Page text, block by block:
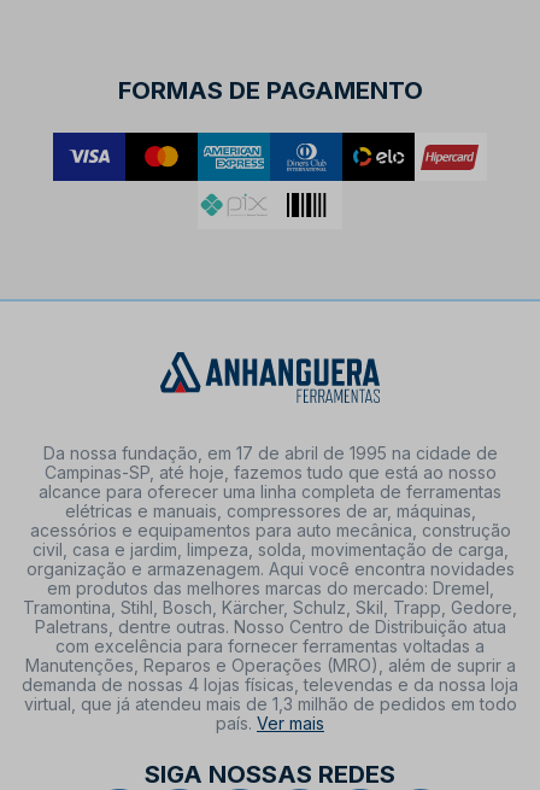
FORMAS DE PAGAMENTO
Da nossa fundação, em 17 de abril de 1995 na cidade de
Campinas-SP, até hoje, fazemos tudo que está ao nosso
alcance para oferecer uma linha completa de ferramentas
elétricas e manuais, compressores de ar, máquinas,
acessórios e equipamentos para auto mecânica, construção
civil, casa e jardim, limpeza, solda, movimentação de carga,
organização e armazenagem. Aqui você encontra novidades
em produtos das melhores marcas do mercado: Dremel,
Tramontina, Stihl, Bosch, Kärcher, Schulz, Skil, Trapp, Gedore,
Paletrans, dentre outras. Nosso Centro de Distribuição atua
com excelência para fornecer ferramentas voltadas a
Manutenções, Reparos e Operações (MRO), além de suprir a
demanda de nossas 4 lojas físicas, televendas e da nossa loja
virtual, que já atendeu mais de 1,3 milhão de pedidos em todo
país. Ver mais
SIGA NOSSAS REDES